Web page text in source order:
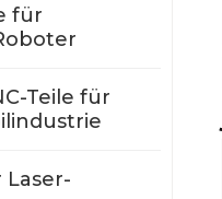
für
Teile für
Laser-